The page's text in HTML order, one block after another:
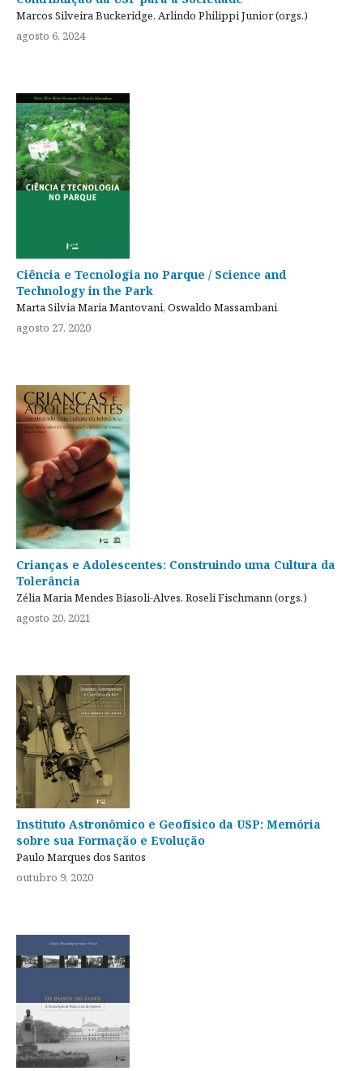
Marcos Silveira Buckeridge, Arlindo Philippi Junior (orgs.)
agosto 6, 2024
Ciência e Tecnologia no Parque / Science and
Technology in the Park
Marta Silvia Maria Mantovani, Oswaldo Massambani
agosto 27, 2020
Crianças e Adolescentes: Construindo uma Cultura da
Tolerância
Zélia Maria Mendes Biasoli-Alves, Roseli Fischmann (orgs.)
agosto 20, 2021
Instituto Astronômico e Geofísico da USP: Memória
sobre sua Formação e Evolução
Paulo Marques dos Santos
outubro 9, 2020